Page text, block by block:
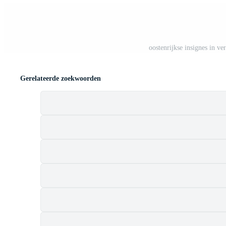
oostenrijkse insignes in
Gerelateerde zoekwoorden